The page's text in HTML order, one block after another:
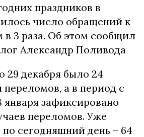
праздников в
число обращений к
в 3 раза. Об этом сообщил
Александр Поливода
29 декабря было 24
переломов, а в период с
января зафиксировано
переломов. Уже
по сегодняшний день – 64